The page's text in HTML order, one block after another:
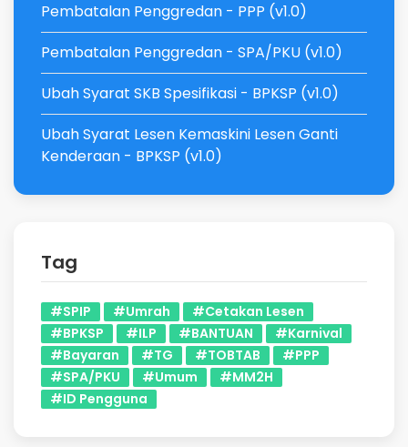
Pembatalan Penggredan - PPP (v1.0)
Pembatalan Penggredan - SPA/PKU (v1.0)
Ubah Syarat SKB Spesifikasi - BPKSP (v1.0)
Ubah Syarat Lesen Kemaskini Lesen Ganti
Kenderaan - BPKSP (v1.0)
Tag
#SPIP #Umrah
#Cetakan Lesen
#BPKSP
#ILP #BANTUAN
#Karnival
#Bayaran
#TG #TOBTAB
#PPP
#SPA/PKU
#Umum
#MM2H
#ID Pengguna